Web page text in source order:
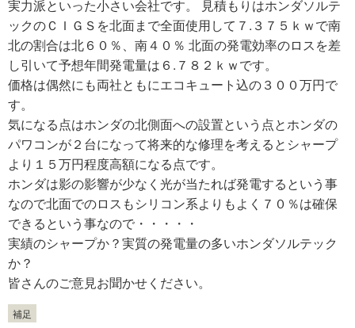
実力派といった小さい会社です。 見積もりはホンダソルテ
ックのＣＩＧＳを北面まで全面使用して７.３７５ｋｗで南
北の割合は北６０％、南４０％ 北面の発電効率のロスを差
し引いて予想年間発電量は６.７８２ｋｗです。
価格は偶然にも両社ともにエコキュート込の３００万円で
す。
気になる点はホンダの北側面への設置という点とホンダの
パワコンが２台になって将来的な修理を考えるとシャープ
より１５万円程度高額になる点です。
ホンダは影の影響が少なく光が当たれば発電するという事
なので北面でのロスもシリコン系よりもよく７０％は確保
できるという事なので・・・・・
実績のシャープか？実質の発電量の多いホンダソルテック
か？
皆さんのご意見お聞かせください。
補足